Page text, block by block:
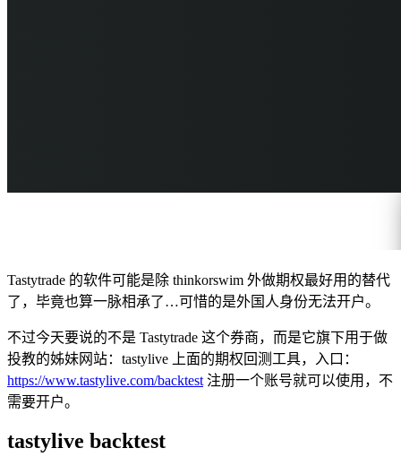
Tastytrade 的软件可能是除 thinkorswim 外做期权最好用的替代
了，毕竟也算一脉相承了…可惜的是外国人身份无法开户。
不过今天要说的不是 Tastytrade 这个券商，而是它旗下用于做
投教的姊妹网站：tastylive 上面的期权回测工具，入口：
https://www.tastylive.com/backtest 注册一个账号就可以使用，不
需要开户。
tastylive backtest